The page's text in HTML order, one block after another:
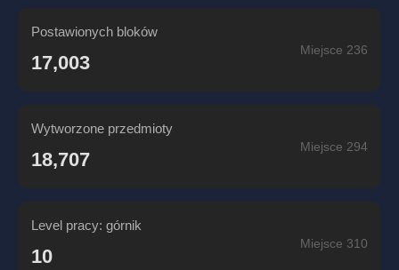
Postawionych bloków
17,003
Miejsce 236
Wytworzone przedmioty
18,707
Miejsce 294
Level pracy: górnik
10
Miejsce 310